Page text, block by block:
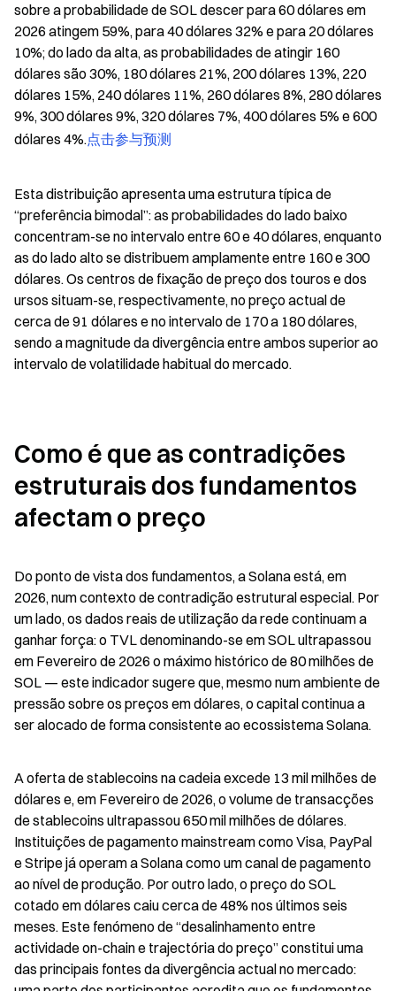
sobre a probabilidade de SOL descer para 60 dólares em
2026 atingem 59%, para 40 dólares 32% e para 20 dólares
10%; do lado da alta, as probabilidades de atingir 160
dólares são 30%, 180 dólares 21%, 200 dólares 13%, 220
dólares 15%, 240 dólares 11%, 260 dólares 8%, 280 dólares
9%, 300 dólares 9%, 320 dólares 7%, 400 dólares 5% e 600
dólares 4%.点击参与预测
Esta distribuição apresenta uma estrutura típica de
“preferência bimodal”: as probabilidades do lado baixo
concentram-se no intervalo entre 60 e 40 dólares, enquanto
as do lado alto se distribuem amplamente entre 160 e 300
dólares. Os centros de fixação de preço dos touros e dos
ursos situam-se, respectivamente, no preço actual de
cerca de 91 dólares e no intervalo de 170 a 180 dólares,
sendo a magnitude da divergência entre ambos superior ao
intervalo de volatilidade habitual do mercado.
Como é que as contradições
estruturais dos fundamentos
afectam o preço
Do ponto de vista dos fundamentos, a Solana está, em
2026, num contexto de contradição estrutural especial. Por
um lado, os dados reais de utilização da rede continuam a
ganhar força: o TVL denominando-se em SOL ultrapassou
em Fevereiro de 2026 o máximo histórico de 80 milhões de
SOL — este indicador sugere que, mesmo num ambiente de
pressão sobre os preços em dólares, o capital continua a
ser alocado de forma consistente ao ecossistema Solana.
A oferta de stablecoins na cadeia excede 13 mil milhões de
dólares e, em Fevereiro de 2026, o volume de transacções
de stablecoins ultrapassou 650 mil milhões de dólares.
Instituições de pagamento mainstream como Visa, PayPal
e Stripe já operam a Solana como um canal de pagamento
ao nível de produção. Por outro lado, o preço do SOL
cotado em dólares caiu cerca de 48% nos últimos seis
meses. Este fenómeno de “desalinhamento entre
actividade on-chain e trajectória do preço” constitui uma
das principais fontes da divergência actual no mercado: